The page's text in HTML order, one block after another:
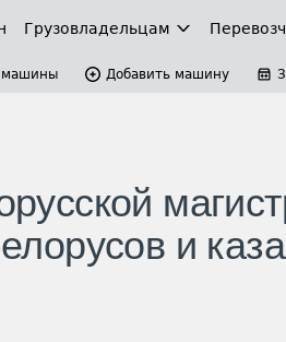
Грузовладельцам
Добавить машину
и